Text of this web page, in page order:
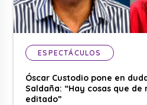
ESPECTÁCULOS
Óscar Custodio pone en
Saldaña: “Hay cosas que de
editado”